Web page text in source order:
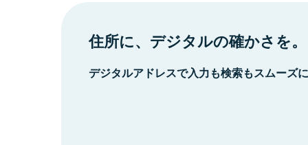
住所に、デジタルの確かさを。
デジタルアドレスで入力も検索もスムーズ